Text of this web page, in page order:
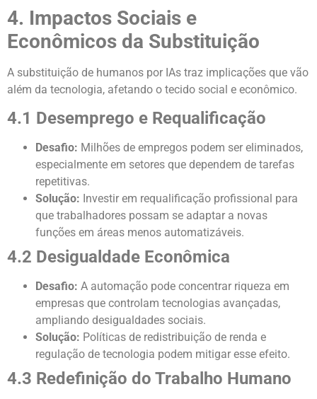
4. Impactos Sociais e
Econômicos da Substituição
A substituição de humanos por IAs traz implicações que vão
além da tecnologia, afetando o tecido social e econômico.
4.1 Desemprego e Requalificação
Desafio: Milhões de empregos podem ser eliminados,
especialmente em setores que dependem de tarefas
repetitivas.
Solução: Investir em requalificação profissional para
que trabalhadores possam se adaptar a novas
funções em áreas menos automatizáveis.
4.2 Desigualdade Econômica
Desafio: A automação pode concentrar riqueza em
empresas que controlam tecnologias avançadas,
ampliando desigualdades sociais.
Solução: Políticas de redistribuição de renda e
regulação de tecnologia podem mitigar esse efeito.
4.3 Redefinição do Trabalho Humano